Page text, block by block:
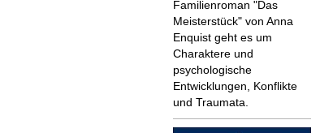
Familienroman "Das
Meisterstück" von Anna
Enquist geht es um
Charaktere und
psychologische
Entwicklungen, Konflikte
und Traumata.